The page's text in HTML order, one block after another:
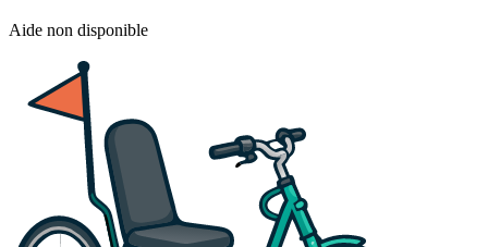
Aide non disponible